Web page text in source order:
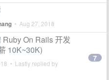
• Aug 27, 2018
On Rails 开发
10K~30K)
• Lastly replied by
7